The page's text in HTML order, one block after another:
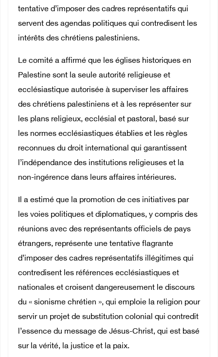
tentative d’imposer des cadres représentatifs qui
servent des agendas politiques qui contredisent les
intérêts des chrétiens palestiniens.
Le comité a affirmé que les églises historiques en
Palestine sont la seule autorité religieuse et
ecclésiastique autorisée à superviser les affaires
des chrétiens palestiniens et à les représenter sur
les plans religieux, ecclésial et pastoral, basé sur
les normes ecclésiastiques établies et les règles
reconnues du droit international qui garantissent
l’indépendance des institutions religieuses et la
non-ingérence dans leurs affaires intérieures.
Il a estimé que la promotion de ces initiatives par
les voies politiques et diplomatiques, y compris des
réunions avec des représentants officiels de pays
étrangers, représente une tentative flagrante
d’imposer des cadres représentatifs illégitimes qui
contredisent les références ecclésiastiques et
nationales et croisent dangereusement le discours
du « sionisme chrétien », qui emploie la religion pour
servir un projet de substitution colonial qui contredit
l’essence du message de Jésus-Christ, qui est basé
sur la vérité, la justice et la paix.